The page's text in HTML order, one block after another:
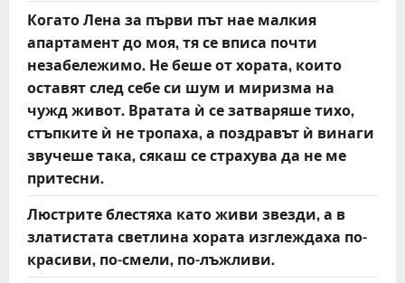
Когато Лена за първи път нае малкия
апартамент до моя, тя се вписа почти
незабележимо. Не беше от хората, които
оставят след себе си шум и миризма на
чужд живот. Вратата ѝ се затваряше тихо,
стъпките ѝ не тропаха, а поздравът ѝ винаги
звучеше така, сякаш се страхува да не ме
притесни.
Люстрите блестяха като живи звезди, а в
златистата светлина хората изглеждаха по-
красиви, по-смели, по-лъжливи.